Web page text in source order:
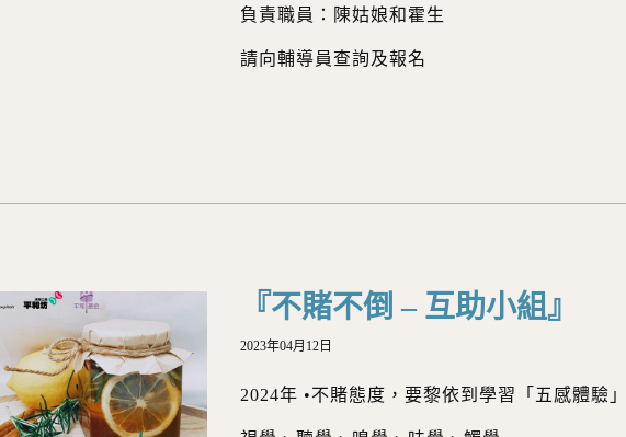
負責職員：陳姑娘和霍生
請向輔導員查詢及報名
『不賭不倒 – 互助小組』
2023年04月12日
2024年 •不賭態度，要黎依到學習「五感體驗